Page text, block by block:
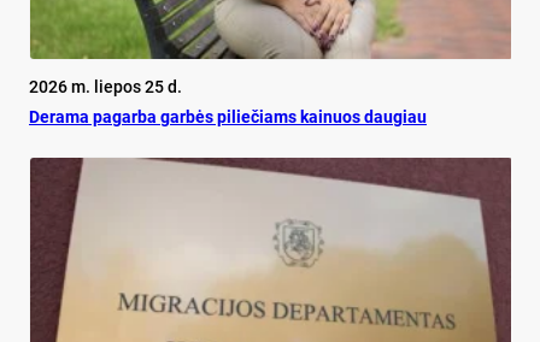
2026 m. liepos 25 d.
De­ra­ma pa­gar­ba gar­bės pi­lie­čiams kai­nuos dau­giau